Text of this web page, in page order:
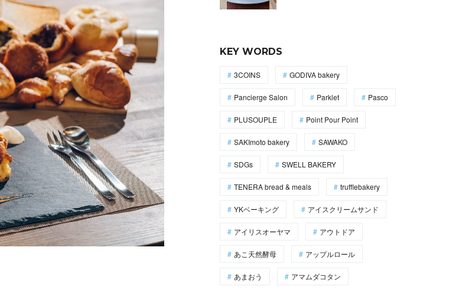
KEY WORDS
3COINS GODIVA bakery
Pancierge Salon Parklet Pasco
PLUSOUPLE Point Pour Point
SAKImoto bakery SAWAKO
SDGs SWELL BAKERY
TENERA bread & meals trufflebakery
YKベーキング アイスクリームサンド
アイリスオーヤマ アウトドア
あこ天然酵母 アップルロール
あまおう アマムダコタン